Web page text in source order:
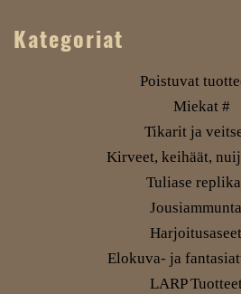
Kategoriat
Poistuvat
Miekat #
Tikarit ja
Kirveet, keihäät,
Tuliase
Elokuva- ja
LARP